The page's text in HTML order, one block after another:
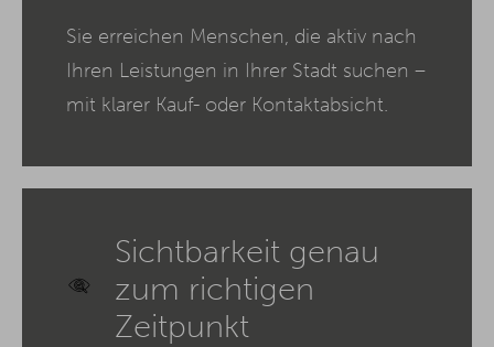
Sie erreichen Menschen, die aktiv nach
Ihren Leistungen in Ihrer Stadt suchen –
mit klarer Kauf- oder Kontaktabsicht.
Sichtbarkeit genau
zum richtigen
Zeitpunkt